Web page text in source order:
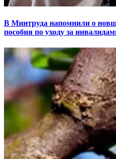
В Минтруда напомнили о
пособия по уходу за